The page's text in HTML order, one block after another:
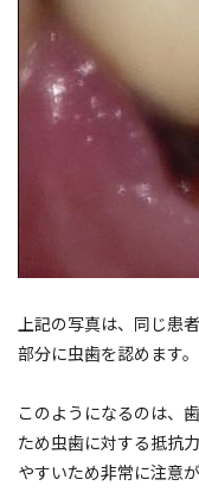
上記の写真は、同じ患
部分に虫歯を認めます。
このようになるのは、
ため虫歯に対する抵抗
やすいため非常に注意が